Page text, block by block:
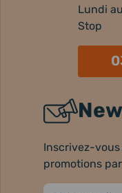
Lundi
Stop
Inscrivez-
promotions